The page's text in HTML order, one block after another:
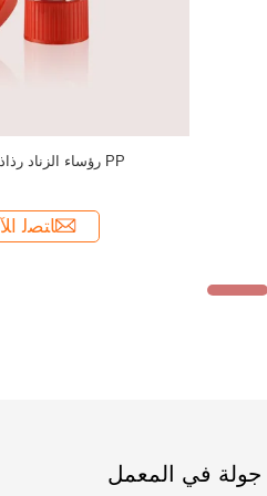
جولة في المعمل